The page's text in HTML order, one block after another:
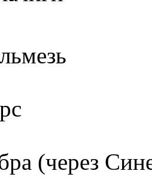
(через